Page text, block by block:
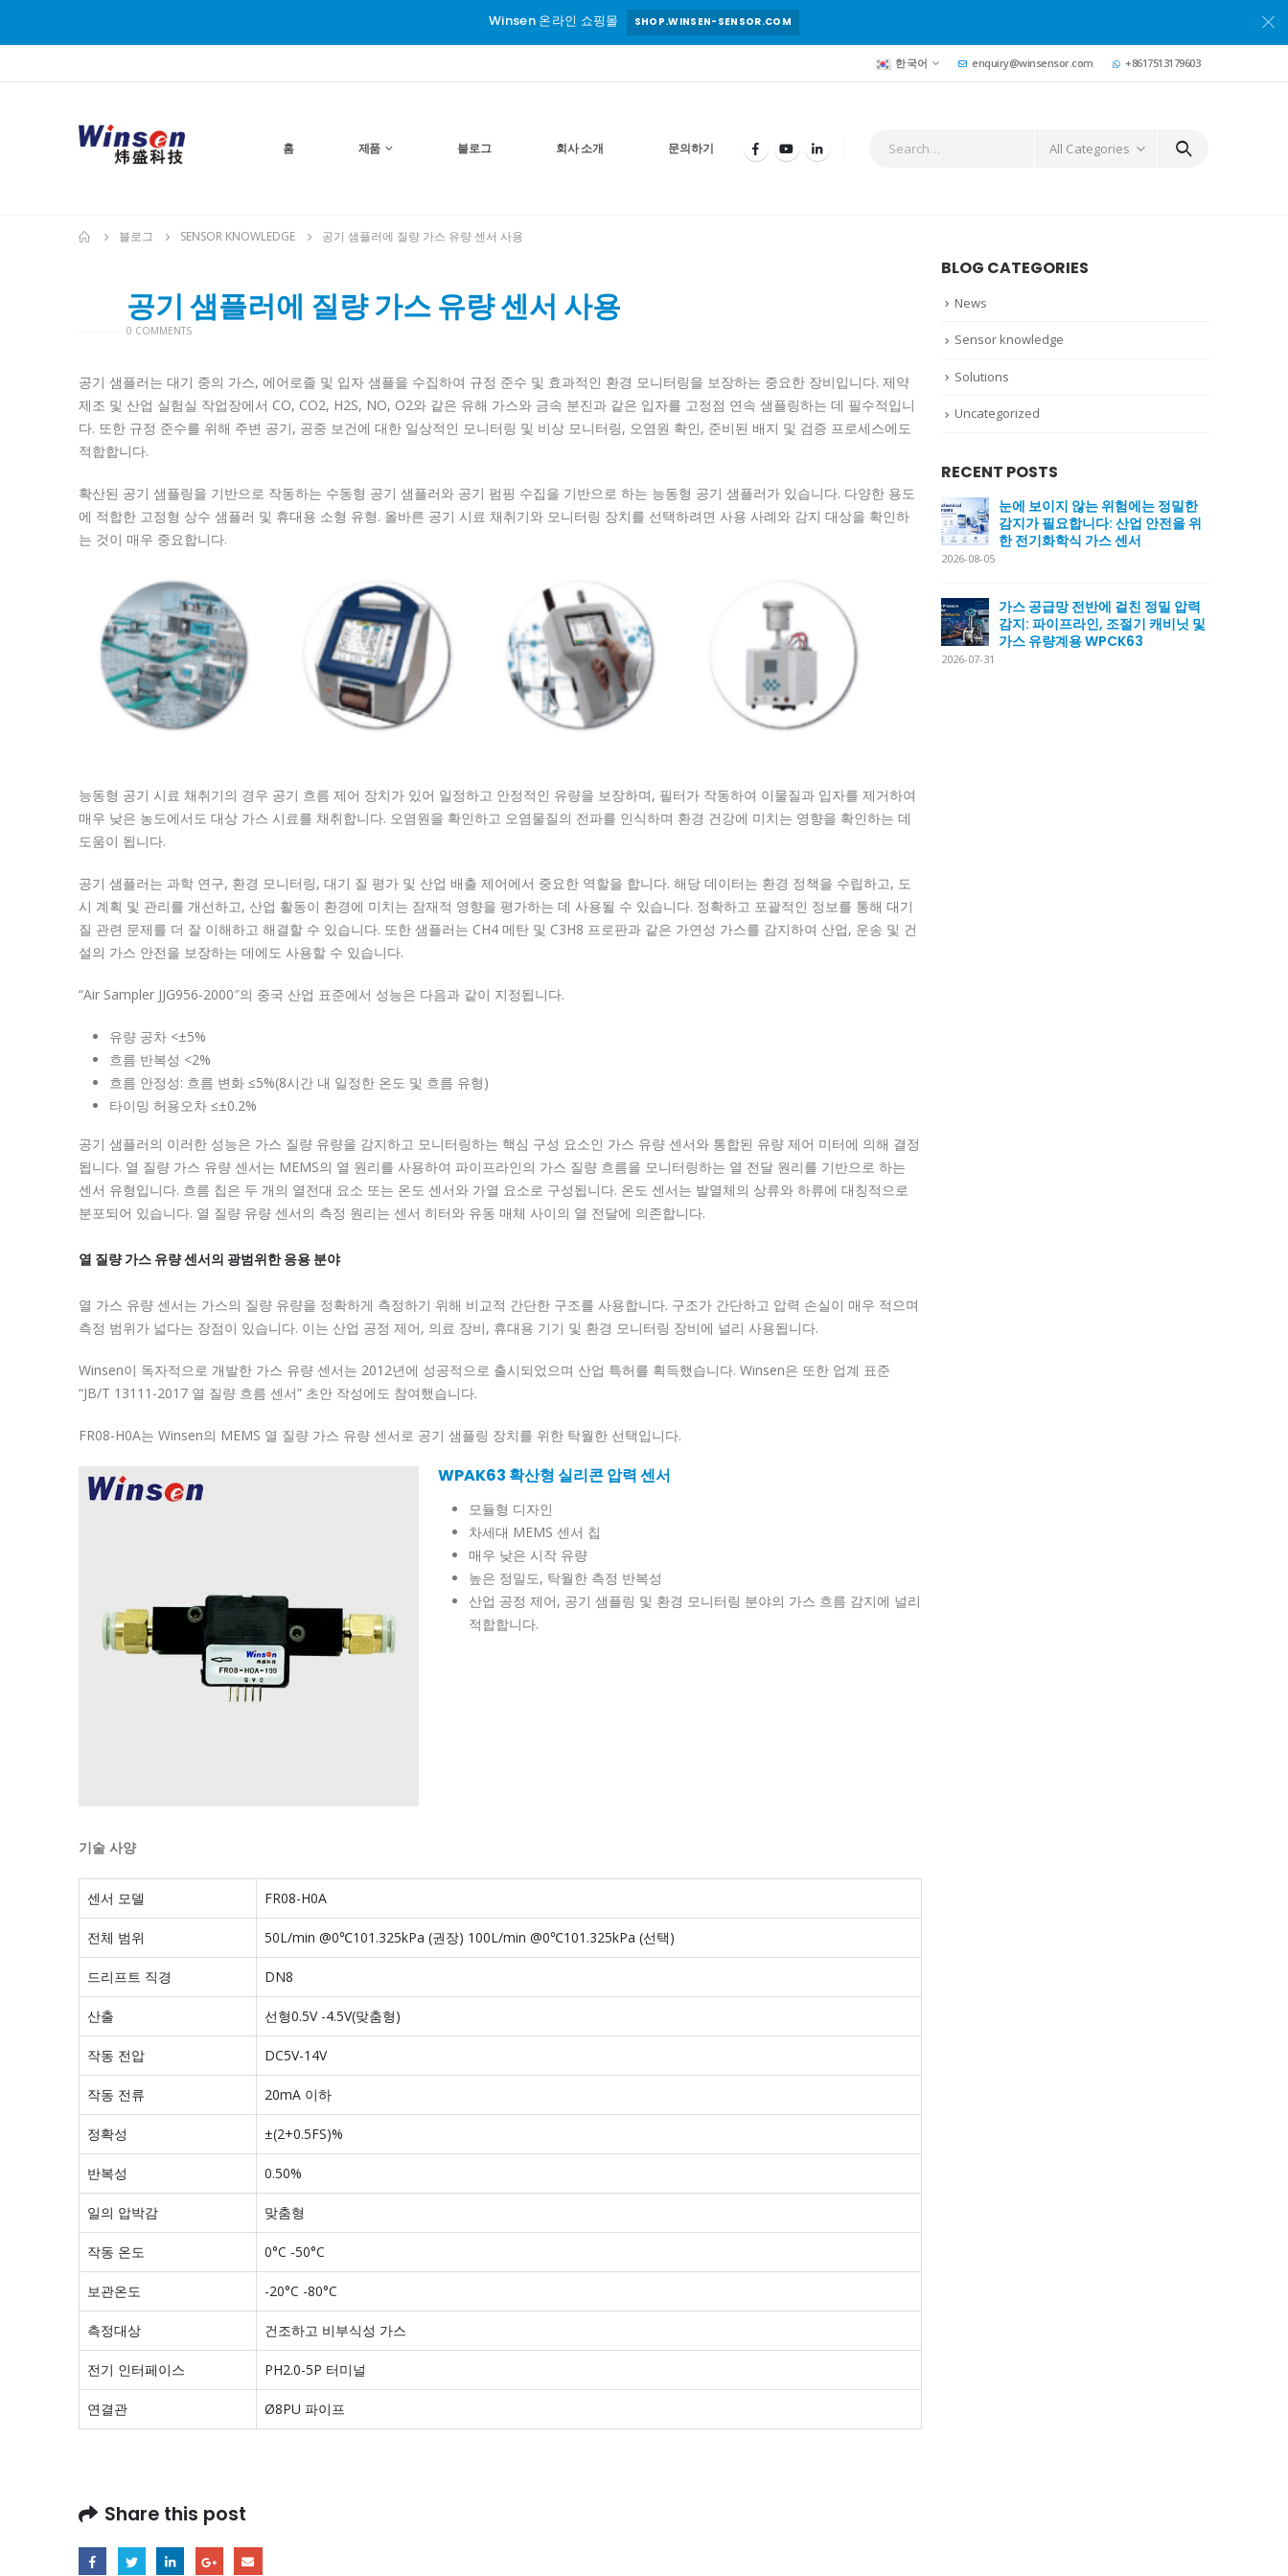
Winsen 온라인 쇼핑몰 SHOP.WINSEN-SENSOR.COM
한국어 enquiry@winsensor.com +8617513179603
홈 제품 블로그 회사 소개 문의하기 All Categories
블로그 SENSOR KNOWLEDGE 공기 샘플러에 질량 가스 유량 센서 사용
공기 샘플러에 질량 가스 유량 센서 사용
0 COMMENTS
공기 샘플러는 대기 중의 가스, 에어로졸 및 입자 샘플을 수집하여 규정 준수 및 효과적인 환경 모니터링을 보장하는 중요한 장비입니다. 제약
제조 및 산업 실험실 작업장에서 CO, CO2, H2S, NO, O2와 같은 유해 가스와 금속 분진과 같은 입자를 고정점 연속 샘플링하는 데 필수적입니
다. 또한 규정 준수를 위해 주변 공기, 공중 보건에 대한 일상적인 모니터링 및 비상 모니터링, 오염원 확인, 준비된 배지 및 검증 프로세스에도
적합합니다.
확산된 공기 샘플링을 기반으로 작동하는 수동형 공기 샘플러와 공기 펌핑 수집을 기반으로 하는 능동형 공기 샘플러가 있습니다. 다양한 용도
에 적합한 고정형 상수 샘플러 및 휴대용 소형 유형. 올바른 공기 시료 채취기와 모니터링 장치를 선택하려면 사용 사례와 감지 대상을 확인하
는 것이 매우 중요합니다.
능동형 공기 시료 채취기의 경우 공기 흐름 제어 장치가 있어 일정하고 안정적인 유량을 보장하며, 필터가 작동하여 이물질과 입자를 제거하여
매우 낮은 농도에서도 대상 가스 시료를 채취합니다. 오염원을 확인하고 오염물질의 전파를 인식하며 환경 건강에 미치는 영향을 확인하는 데
도움이 됩니다.
공기 샘플러는 과학 연구, 환경 모니터링, 대기 질 평가 및 산업 배출 제어에서 중요한 역할을 합니다. 해당 데이터는 환경 정책을 수립하고, 도
시 계획 및 관리를 개선하고, 산업 활동이 환경에 미치는 잠재적 영향을 평가하는 데 사용될 수 있습니다. 정확하고 포괄적인 정보를 통해 대기
질 관련 문제를 더 잘 이해하고 해결할 수 있습니다. 또한 샘플러는 CH4 메탄 및 C3H8 프로판과 같은 가연성 가스를 감지하여 산업, 운송 및 건
설의 가스 안전을 보장하는 데에도 사용할 수 있습니다.
“Air Sampler JJG956-2000″의 중국 산업 표준에서 성능은 다음과 같이 지정됩니다.
유량 공차 <±5%
흐름 반복성 <2%
흐름 안정성: 흐름 변화 ≤5%(8시간 내 일정한 온도 및 흐름 유형)
타이밍 허용오차 ≤±0.2%
공기 샘플러의 이러한 성능은 가스 질량 유량을 감지하고 모니터링하는 핵심 구성 요소인 가스 유량 센서와 통합된 유량 제어 미터에 의해 결정
됩니다. 열 질량 가스 유량 센서는 MEMS의 열 원리를 사용하여 파이프라인의 가스 질량 흐름을 모니터링하는 열 전달 원리를 기반으로 하는
센서 유형입니다. 흐름 칩은 두 개의 열전대 요소 또는 온도 센서와 가열 요소로 구성됩니다. 온도 센서는 발열체의 상류와 하류에 대칭적으로
분포되어 있습니다. 열 질량 유량 센서의 측정 원리는 센서 히터와 유동 매체 사이의 열 전달에 의존합니다.
열 질량 가스 유량 센서의 광범위한 응용 분야
열 가스 유량 센서는 가스의 질량 유량을 정확하게 측정하기 위해 비교적 간단한 구조를 사용합니다. 구조가 간단하고 압력 손실이 매우 적으며
측정 범위가 넓다는 장점이 있습니다. 이는 산업 공정 제어, 의료 장비, 휴대용 기기 및 환경 모니터링 장비에 널리 사용됩니다.
Winsen이 독자적으로 개발한 가스 유량 센서는 2012년에 성공적으로 출시되었으며 산업 특허를 획득했습니다. Winsen은 또한 업계 표준
“JB/T 13111-2017 열 질량 흐름 센서” 초안 작성에도 참여했습니다.
FR08-H0A는 Winsen의 MEMS 열 질량 가스 유량 센서로 공기 샘플링 장치를 위한 탁월한 선택입니다.
WPAK63 확산형 실리콘 압력 센서
모듈형 디자인
차세대 MEMS 센서 칩
매우 낮은 시작 유량
높은 정밀도, 탁월한 측정 반복성
산업 공정 제어, 공기 샘플링 및 환경 모니터링 분야의 가스 흐름 감지에 널리
적합합니다.
기술 사양
센서 모델 FR08-H0A
전체 범위 50L/min @0℃101.325kPa (권장) 100L/min @0℃101.325kPa (선택)
드리프트 직경 DN8
산출 선형0.5V -4.5V(맞춤형)
작동 전압 DC5V-14V
작동 전류 20mA 이하
정확성 ±(2+0.5FS)%
반복성 0.50%
일의 압박감 맞춤형
작동 온도 0°C -50°C
보관온도 -20°C -80°C
측정대상 건조하고 비부식성 가스
전기 인터페이스 PH2.0-5P 터미널
연결관 Ø8PU 파이프
Share this post
BLOG CATEGORIES
News
Sensor knowledge
Solutions
Uncategorized
RECENT POSTS
눈에 보이지 않는 위험에는 정밀한
감지가 필요합니다: 산업 안전을 위
한 전기화학식 가스 센서
2026-08-05
가스 공급망 전반에 걸친 정밀 압력
감지: 파이프라인, 조절기 캐비닛 및
가스 유량계용 WPCK63
2026-07-31